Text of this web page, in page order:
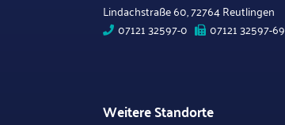
Lindachstraße 60, 72764 Reutlingen
07121 32597-0
07121 32597-69
Weitere Standorte